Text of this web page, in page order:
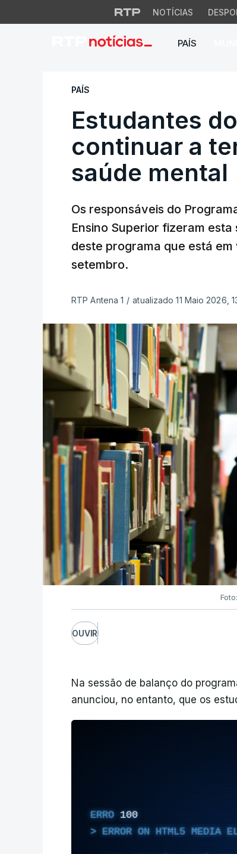
NOTÍCIAS
PAÍS
Estudantes do
PAÍS
Estudantes
continuar a
saúde mental
Os responsáveis do
Ensino Superior fizeram
deste programa que está
setembro.
RTP Antena 1 / atualizado 11 Maio 2026,
OUVIR
Na sessão de balanço do
anunciou, no entanto, que os
ERRO 100
ERROR ON HTML5 MEDIA